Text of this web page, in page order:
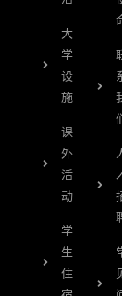
大
学
设
施
课
外
活
动
学
生
住